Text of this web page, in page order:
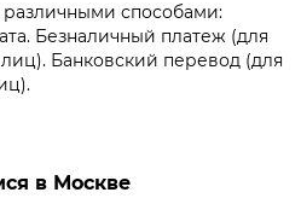
различными способами:
Безналичный платеж (для
Банковский перевод (для
в Москве